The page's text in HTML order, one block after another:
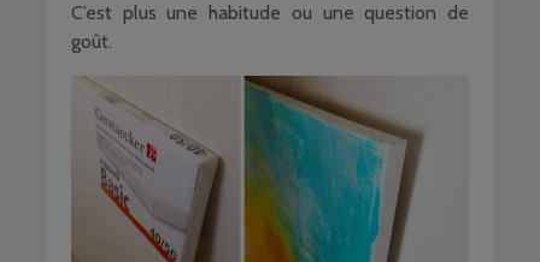
C’est plus une habitude ou une question de
goût.